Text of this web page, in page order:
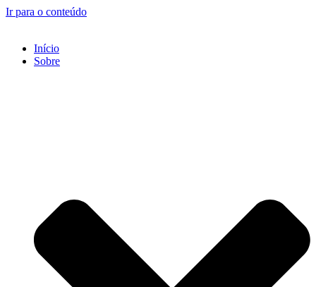
Ir para o conteúdo
Início
Sobre